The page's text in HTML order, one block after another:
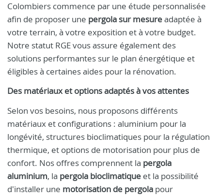
Colombiers commence par une étude personnalisée
afin de proposer une pergola sur mesureadaptée à
votre terrain, à votre exposition et à votre budget.
Notre statut RGE vous assure également des
solutions performantes sur le plan énergétique et
éligibles à certaines aides pour la rénovation.
Des matériaux et options adaptés à vos attentes
Selon vos besoins, nous proposons différents
matériaux et configurations : aluminium pour la
longévité, structures bioclimatiques pour la régulation
thermique, et options de motorisation pour plus de
confort. Nos offres comprennent la pergola
aluminium, la pergola bioclimatique et la possibilité
d'installer une motorisation de pergola pour